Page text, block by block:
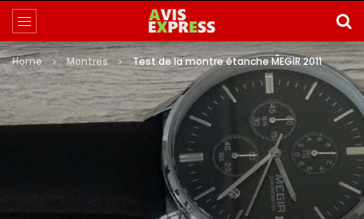
Home Montres Test de la montre étanche MEGIR 2011